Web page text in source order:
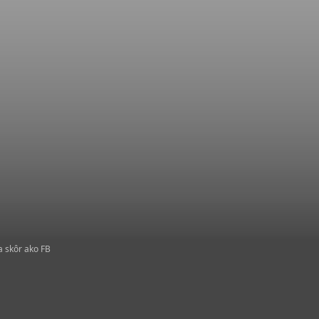
ako FB